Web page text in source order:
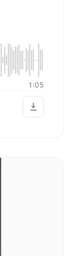
1:05